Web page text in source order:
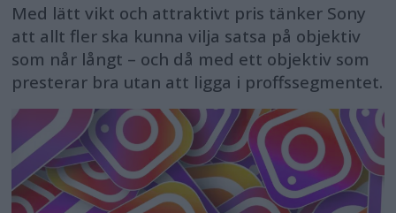
Med lätt vikt och attraktivt pris tänker Sony
att allt fler ska kunna vilja satsa på objektiv
som når långt – och då med ett objektiv som
presterar bra utan att ligga i proffssegmentet.